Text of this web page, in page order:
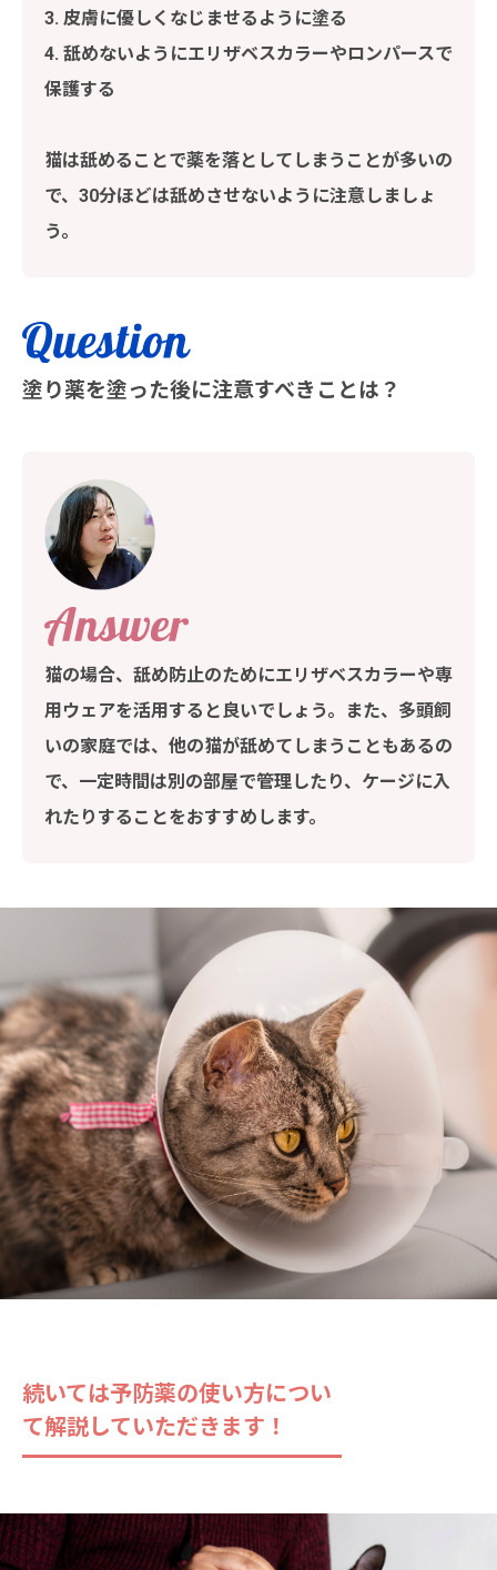
3. 皮膚に優しくなじませるように塗る
4. 舐めないようにエリザベスカラーやロンパースで
保護する
猫は舐めることで薬を落としてしまうことが多いの
で、30分ほどは舐めさせないように注意しましょ
う。
塗り薬を塗った後に注意すべきことは？
猫の場合、舐め防止のためにエリザベスカラーや専
用ウェアを活用すると良いでしょう。また、多頭飼
いの家庭では、他の猫が舐めてしまうこともあるの
で、一定時間は別の部屋で管理したり、ケージに入
れたりすることをおすすめします。
続いては予防薬の使い方につい
て解説していただきます！